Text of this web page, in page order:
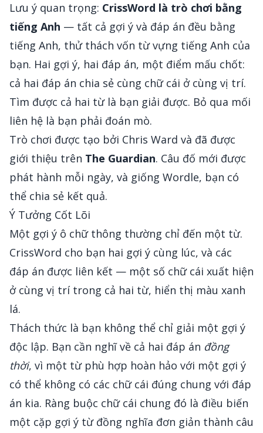
Lưu ý quan trọng: CrissWord là trò chơi bằng
tiếng Anh — tất cả gợi ý và đáp án đều bằng
tiếng Anh, thử thách vốn từ vựng tiếng Anh của
bạn. Hai gợi ý, hai đáp án, một điểm mấu chốt:
cả hai đáp án chia sẻ cùng chữ cái ở cùng vị trí.
Tìm được cả hai từ là bạn giải được. Bỏ qua mối
liên hệ là bạn phải đoán mò.
Trò chơi được tạo bởi Chris Ward và đã được
giới thiệu trên The Guardian. Câu đố mới được
phát hành mỗi ngày, và giống Wordle, bạn có
thể chia sẻ kết quả.
Ý Tưởng Cốt Lõi
Một gợi ý ô chữ thông thường chỉ đến một từ.
CrissWord cho bạn hai gợi ý cùng lúc, và các
đáp án được liên kết — một số chữ cái xuất hiện
ở cùng vị trí trong cả hai từ, hiển thị màu xanh
lá.
Thách thức là bạn không thể chỉ giải một gợi ý
độc lập. Bạn cần nghĩ về cả hai đáp án đồng
thời, vì một từ phù hợp hoàn hảo với một gợi ý
có thể không có các chữ cái đúng chung với đáp
án kia. Ràng buộc chữ cái chung đó là điều biến
một cặp gợi ý từ đồng nghĩa đơn giản thành câu